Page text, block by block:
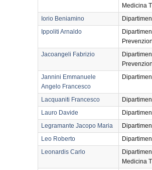
Medicina
Iorio Beniamino
Ippoliti Arnaldo
Jacoangeli Fabrizio
Jannini Emmanuele
Angelo Francesco
Lacquaniti Francesco
Lauro Davide
Legramante Jacopo Maria
Leo Roberto
Leonardis Carlo
Medicina